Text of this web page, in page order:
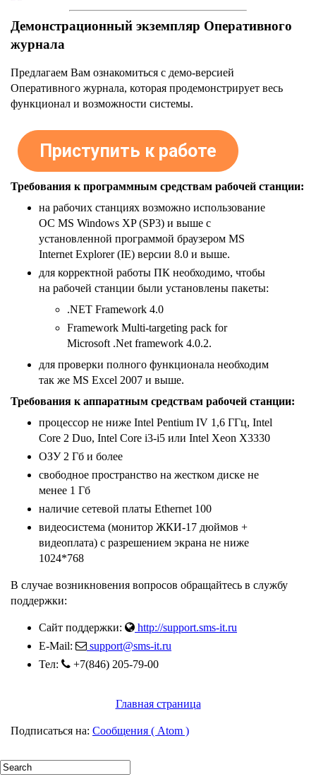
Демонстрационный экземпляр Оперативного
журнала
Предлагаем Вам ознакомиться с демо-версией
Оперативного журнала, которая продемонстрирует весь
функционал и возможности системы.
Приступить к работе
Требования к программным средствам рабочей станции:
на рабочих станциях возможно использование
ОС MS Windows XP (SP3) и выше с
установленной программой браузером MS
Internet Explorer (IE) версии 8.0 и выше.
для корректной работы ПК необходимо, чтобы
на рабочей станции были установлены пакеты:
.NET Framework 4.0
Framework Multi-targeting pack for
Microsoft .Net framework 4.0.2.
для проверки полного функционала необходим
так же MS Excel 2007 и выше.
Требования к аппаратным средствам рабочей станции:
процессор не ниже Intel Pentium IV 1,6 ГГц, Intel
Core 2 Duo, Intel Core i3-i5 или Intel Xeon Х3330
ОЗУ 2 Гб и более
свободное пространство на жестком диске не
менее 1 Гб
наличие сетевой платы Ethernet 100
видеосистема (монитор ЖКИ-17 дюймов +
видеоплата) с разрешением экрана не ниже
1024*768
В случае возникновения вопросов обращайтесь в службу
поддержки:
Сайт поддержки:
http://support.sms-it.ru
E-Mail:
support@sms-it.ru
Тел:
+7(846) 205-79-00
Главная страница
Подписаться на: Сообщения ( Atom )